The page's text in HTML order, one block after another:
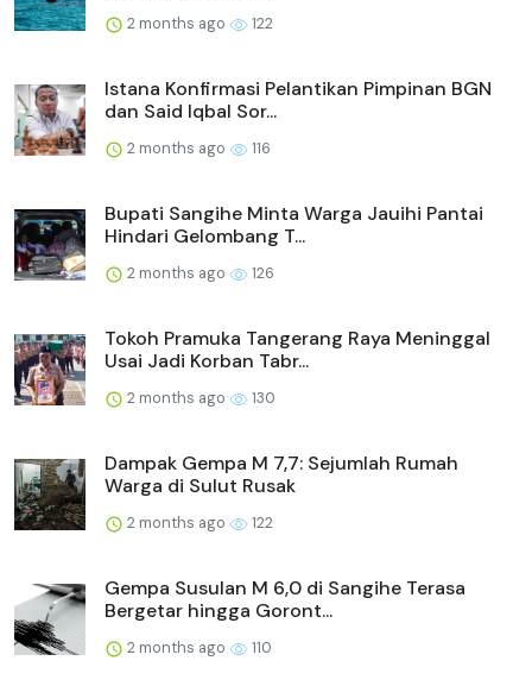
2 months ago 122
Istana Konfirmasi Pelantikan Pimpinan BGN
dan Said Iqbal Sor...
2 months ago 116
Bupati Sangihe Minta Warga Jauihi Pantai
Hindari Gelombang T...
2 months ago 126
Tokoh Pramuka Tangerang Raya Meninggal
Usai Jadi Korban Tabr...
2 months ago 130
Dampak Gempa M 7,7: Sejumlah Rumah
Warga di Sulut Rusak
2 months ago 122
Gempa Susulan M 6,0 di Sangihe Terasa
Bergetar hingga Goront...
2 months ago 110